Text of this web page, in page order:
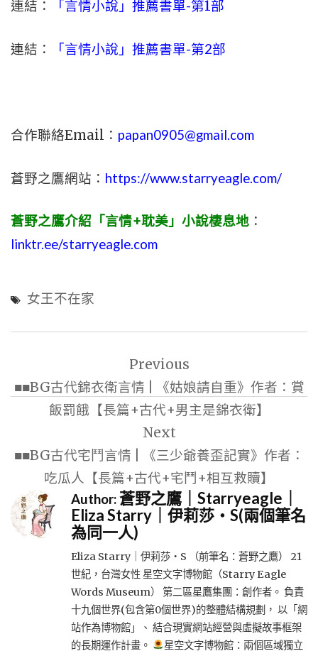
連結： 「言情小說」推薦書單-第1部
連結： 「言情小說」推薦書單-第2部
合作聯絡Email： papan0905@gmail.com
蒼野之鷹網站： https://www.starryeagle.com/
蒼野之鷹介紹「言情+耽美」小說棲息地 ：
linktr.ee/starryeagle.com
女王不在家
導
Previous
■■BG古代錦衣衛言情 | 《姑娘請自重》作者：賞
飯罰餓【長篇+古代+男主是錦衣衛】
Next
■■BG古代宅鬥言情 | 《三少爺養歪記實》作者：
吃瓜人【長篇+古代+宅鬥+相互救贖】
Author:蒼野之鷹｜Starryeagle｜
Eliza Starry｜伊莉莎・S(兩個筆名
為同一人)
Eliza Starry｜伊莉莎・S （前筆名：蒼野之鷹） 21
世紀，台灣女性 星空文字博物館（Starry Eagle
Words Museum） 第二區星鷹集團：創作者。 負責
十九個世界(包含第0個世界)的整體結構規劃， 以「網
站作為博物館」、 結合現實網站經營與虛擬故事框架
的長期運作計畫。
星空文字博物館：兩個區域獨立